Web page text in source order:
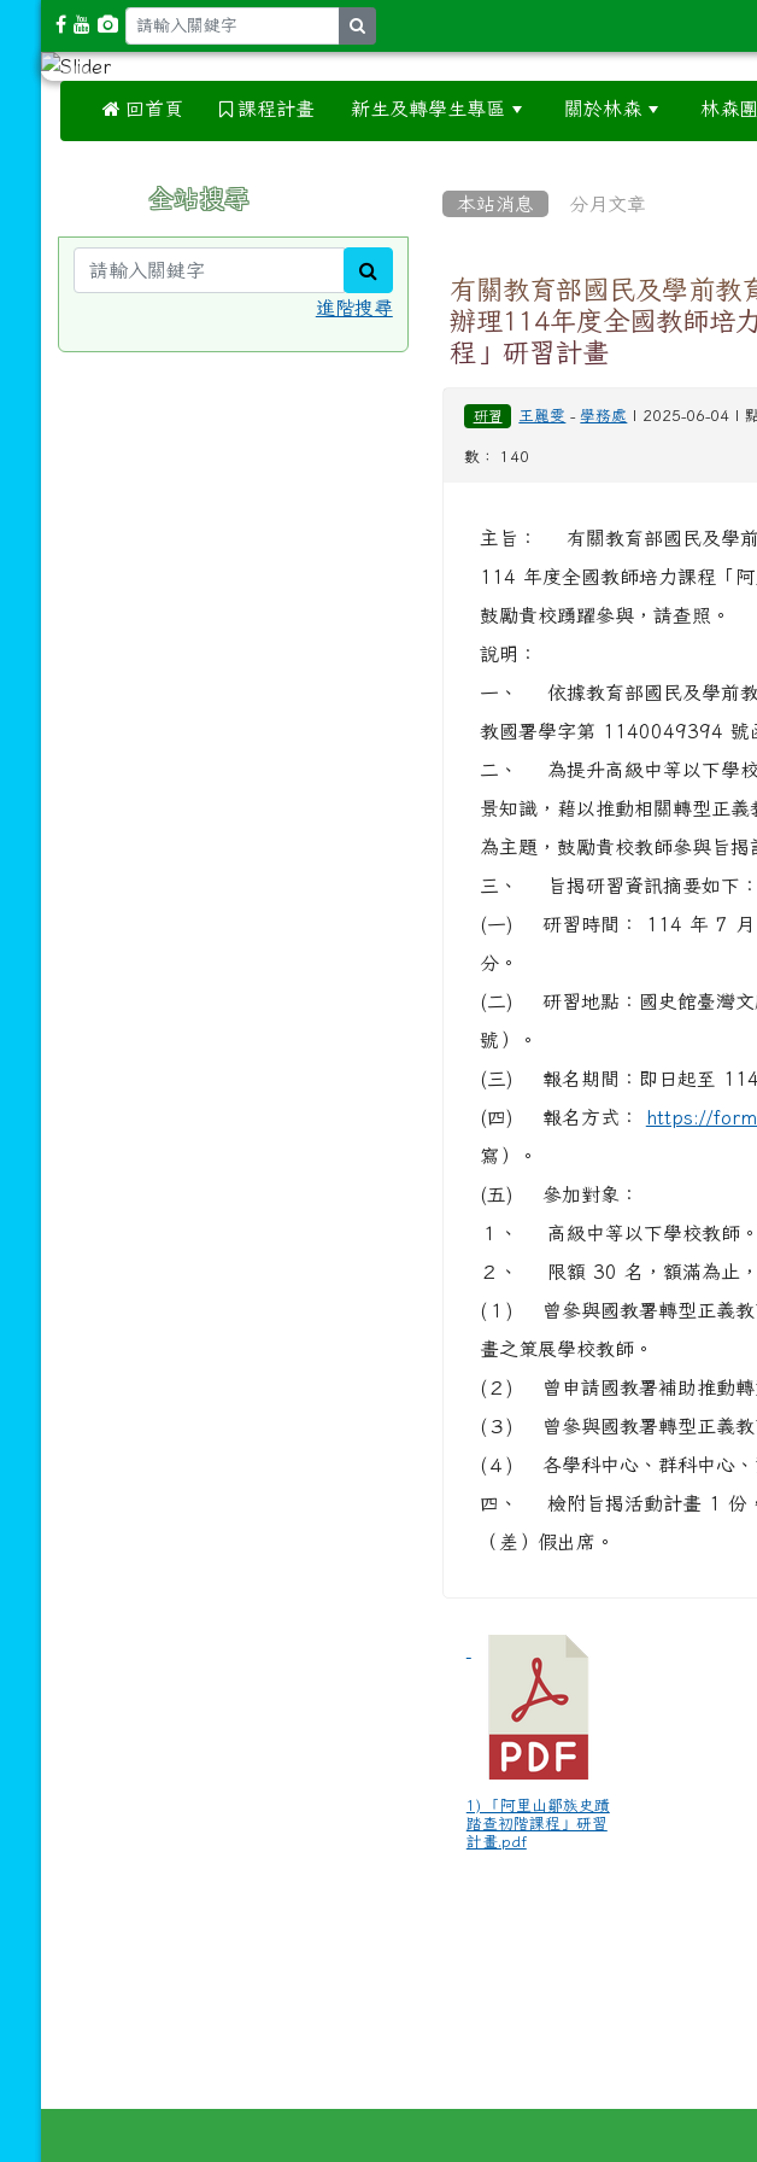
 回首頁 課程計畫 新生及轉學生專區 關於林森 林森
本站消息 分月文章
有關教育部國民及學前教
辦理114年度全國教師培
程」研習計畫
研習 王麗雯 - 學務處 | 2025-06-04 |
數： 140
主旨： 有關教育部國民及學前
114 年度全國教師培力課程「
鼓勵貴校踴躍參與，請查照。
說明：
一、 依據教育部國民及學前
教國署學字第 1140049394 號
二、 為提升高級中等以下學校
景知識，藉以推動相關轉型正義
為主題，鼓勵貴校教師參與旨揭
三、 旨揭研習資訊摘要如下：
(一) 研習時間： 114 年 7 月
分。
(二) 研習地點：國史館臺灣文
號）。
(三) 報名期間：即日起至 114
(四) 報名方式：
https://
寫）。
(五) 參加對象：
１、 高級中等以下學校教師。
２、 限額 30 名，額滿為止，
(１) 曾參與國教署轉型正義教
畫之策展學校教師。
(２) 曾申請國教署補助推動轉
(３) 曾參與國教署轉型正義教
(４) 各學科中心、群科中心、
四、 檢附旨揭活動計畫 1 份
（差）假出席。
1) 「阿里山鄒族史蹟
踏查初階課程」研習
計畫.pdf
全站搜尋
進階搜尋